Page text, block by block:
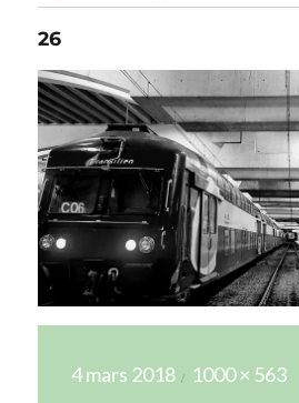
26
le
4 mars 2018
réelle
1000 × 563